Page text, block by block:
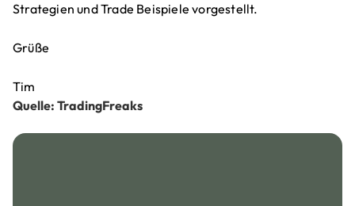
Strategien und Trade Beispiele vorgestellt.
Grüße
Tim
Quelle: TradingFreaks